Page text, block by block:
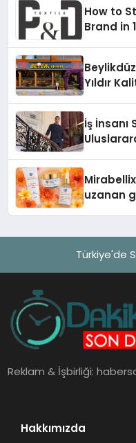
How to
Brand in
Yıldır
İş İnsanı
uzanan
Türkiye'de
Reklam & İşbirliği:
Hakkımızda